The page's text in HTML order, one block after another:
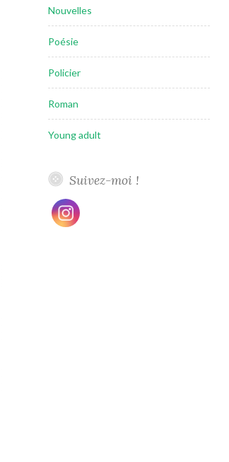
Nouvelles
Poésie
Policier
Roman
Young adult
Suivez-moi !